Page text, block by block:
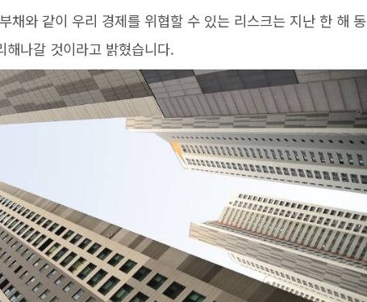
채와 같이 우리 경제를 위협할 수 있는 리스크는 지난 한 해 동
나갈 것이라고 밝혔습니다.